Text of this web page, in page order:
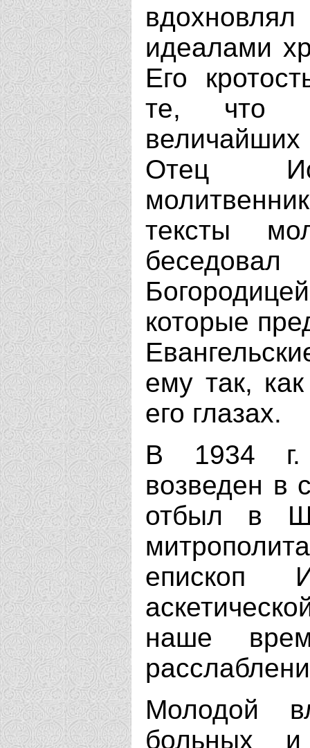
идеалами
Его
те, что
Отец
тексты
которые
ему так,
его глазах.
В 1934 г.
возведен в
отбыл в
епископ
наше
Молодой
больных